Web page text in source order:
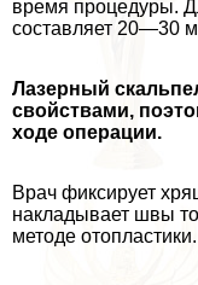
время процедуры.
составляет 20—30
Лазерный
свойствами,
ходе операции.
Врач фиксирует
накладывает швы
методе отопластики.